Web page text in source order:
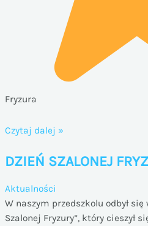
Fryzura
ROZSTRZYGNIĘCIE
FRYZUR
Czytaj dalej »
DZIEŃ SZALONEJ
Aktualności
W naszym przedszkolu odbył
Szalonej Fryzury”, który cieszył